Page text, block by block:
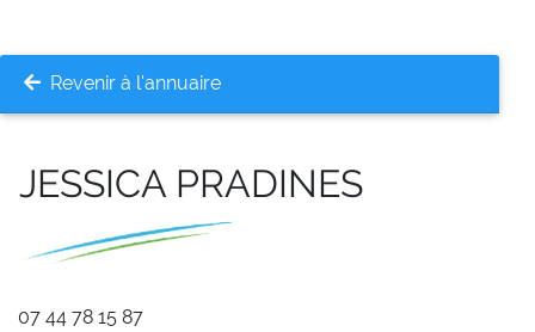
Revenir à l'annuaire
JESSICA PRADINES
07 44 78 15 87